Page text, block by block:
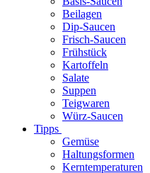
Beilagen
Dip-Saucen
Frisch-Saucen
Frühstück
Kartoffeln
Salate
Suppen
Teigwaren
Würz-Saucen
Tipps
Gemüse
Haltungsformen
Kerntemperaturen